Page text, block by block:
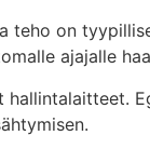
on
ajajalle